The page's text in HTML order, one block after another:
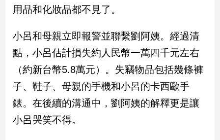
地
方
新
冠
病
專
區
南
用品和化妝品都不見了。
小呂和母親立即報警並聯繫劉阿姨。經過清
點，小呂估計損失約人民幣一萬四千元左右
（約新台幣5.8萬元）。失竊物品包括幾條褲
子、鞋子、母親的手機和小呂的卡西歐手
錶。在後續的溝通中，劉阿姨的解釋更是讓
小呂哭笑不得。